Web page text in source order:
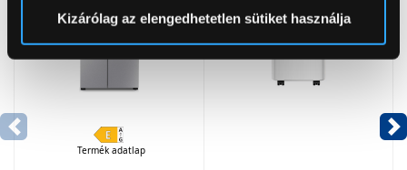
Sütinyilatkozathoz való hozzájárulását.
cookie-k személyazonosítására nem alkalmasak,
szolgáltatásaink biztosításához szükségesek. Az oldal
használatával Ön elfogadja a cookie-k használatát.
További információk:
Kizárólag az elengedhetetlen sütiket használja
Termék adatlap